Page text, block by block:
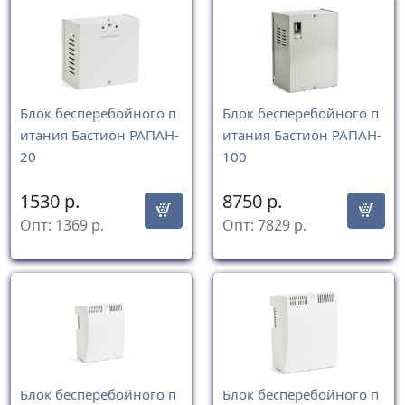
Блок бесперебойного п
итания Бастион РАПАН-
20
1530 р.
Опт: 1369 р.
Блок бесперебойного п
итания Бастион РАПАН-
100
8750 р.
Опт: 7829 р.
Блок бесперебойного п
Блок бесперебойного п